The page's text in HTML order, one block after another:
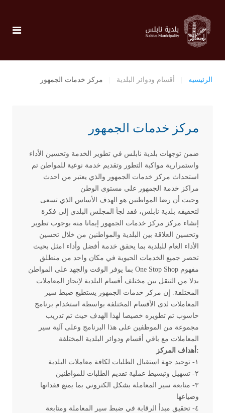
الرئيسيه أقسام ودوائر البلدية مركز خدمات الجمهور
مركز خدمات الجمهور
ضمن توجهات بلدية نابلس في تطوير الخدمة وتحسين الأداء
واستمرارية مواكبة التطور وتقديم خدمة نوعية للمواطن تم
استحداث مركز خدمات الجمهور والذي يعتبر من احدث
مراكز خدمة الجمهور على مستوى الوطن
وحيث أن رضا المواطنين هو الهدف الأساس الذي تسعى
لتحقيقه بلدية نابلس، فقد لجأ المجلس البلدي إلى فكرة
إنشاء مركز مركز خدمات الجمهور إيمانا منه بوجوب تطوير
وتحسين العلاقة بين البلدية والمواطنين من خلال تحسين
الأداء العام للبلدية بما يحقق خدمة أفضل وأداء امثل بحيث
تحصر جميع الخدمات الحيوية في مكان واحد من منطلق
مفهوم One Stop Shop بما يوفر الوقت والجهد على المواطن
بدلا من التنقل بين مختلف أقسام البلدية لإنجاز المعاملات
المختلفة. إن مركز خدمات الجمهور يستطيع ضبط سير
المعاملات لدى الأقسام المختلفة بواسطة استخدام برنامج
حاسوب تم تطويره خصيصا لهذا الهدف حيث تم تدريب
مجموعة من الموظفين على هذا البرنامج وعلى آلية سير
المعاملات مع باقي أقسام ودوائر البلدية المختلفة
:أهداف المركز
١- توحيد جهة استقبال الطلبات لكافة معاملات البلدية
٢- تسهيل وتبسيط عملية تقديم الطلبات للمواطنين
٣- متابعة سير المعاملة بشكل الكتروني بما يمنع فقدانها
وضياعها
٤- تحقيق مبدأ الرقابة في ضبط سير المعاملة ومتابعة